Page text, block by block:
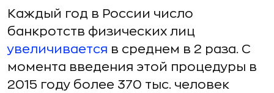
Каждый год в России число
банкротств физических лиц
увеличивается в среднем в 2 раза. С
момента введения этой процедуры в
2015 году более 370 тыс. человек